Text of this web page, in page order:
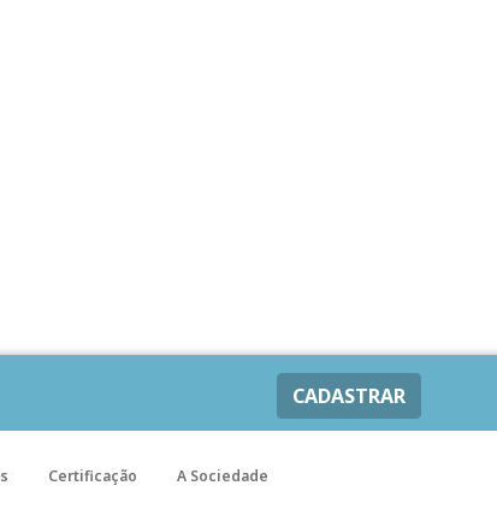
CADASTRAR
Certificação
A Sociedade